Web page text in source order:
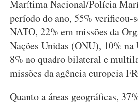
Marítima Nacional/Polícia
período do ano, 55% verificou-
NATO, 22% em missões da
Nações Unidas (ONU), 10% na
8% no quadro bilateral e
missões da agência europeia
Quanto a áreas geográficas,